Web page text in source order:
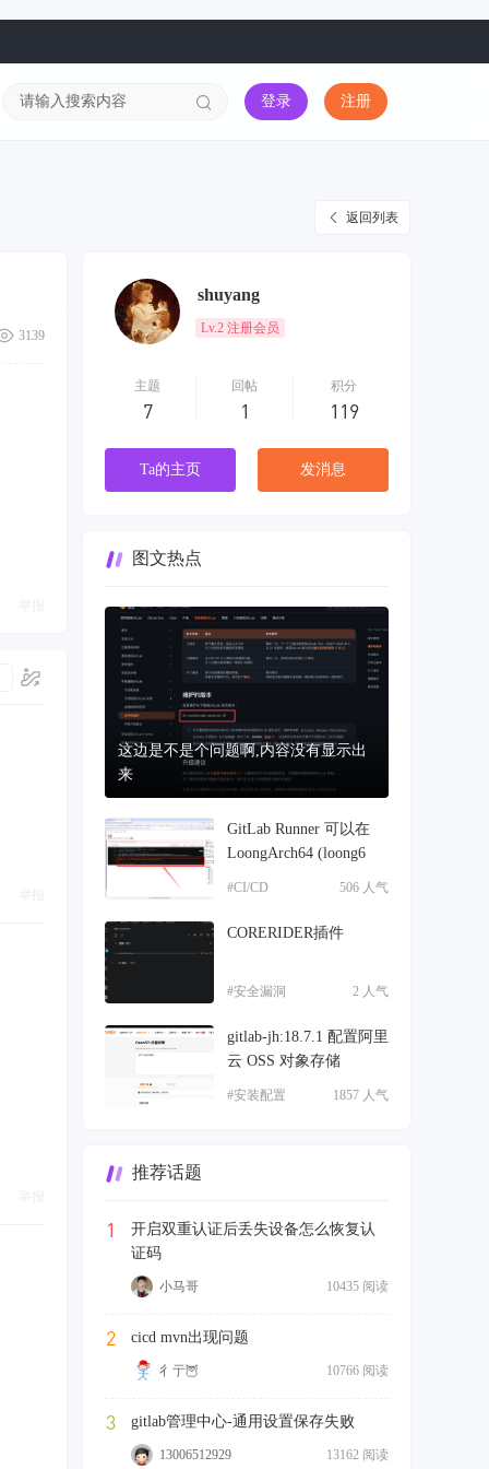
登录 注册
返回列表
3139
shuyang
Lv.2 注册会员
主题
7
回帖
1
积分
119
Ta的主页 发消息
图文热点
这边是不是个问题啊,内容没有显示出
来
GitLab Runner 可以在
LoongArch64 (loong6
506 人气
#CI/CD
CORERIDER插件
2 人气
#安全漏洞
gitlab-jh:18.7.1 配置阿里
云 OSS 对象存储
1857 人气
#安装配置
推荐话题
1
开启双重认证后丢失设备怎么恢复认
证码
10435 阅读
小马哥
2 cicd mvn出现问题
10766 阅读
彳亍🦉
3 gitlab管理中心-通用设置保存失败
13162 阅读
13006512929